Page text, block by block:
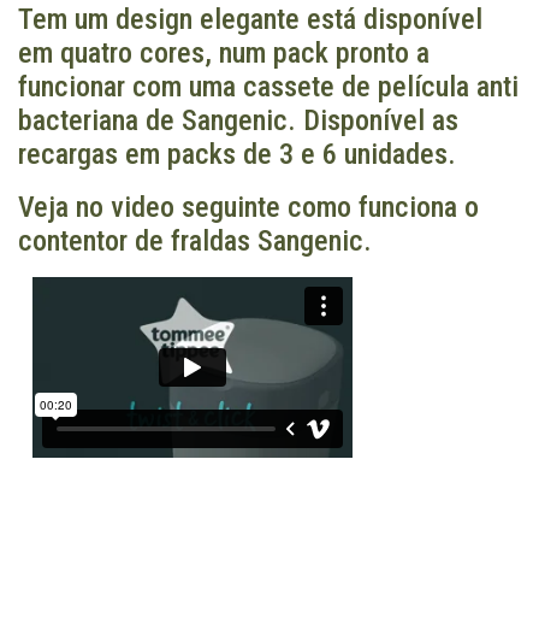
Tem um design elegante está disponível
em quatro cores, num pack pronto a
funcionar com uma cassete de película anti
bacteriana de Sangenic. Disponível as
recargas em packs de 3 e 6 unidades.
Veja no video seguinte como funciona o
contentor de fraldas Sangenic.